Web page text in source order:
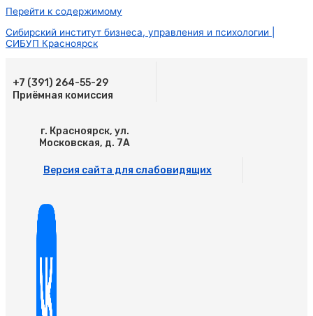
Перейти к содержимому
Сибирский институт бизнеса, управления и психологии |
СИБУП Красноярск
+7 (391) 264-55-29
Приёмная комиссия
г. Красноярск, ул.
Московская, д. 7А
Версия сайта для слабовидящих